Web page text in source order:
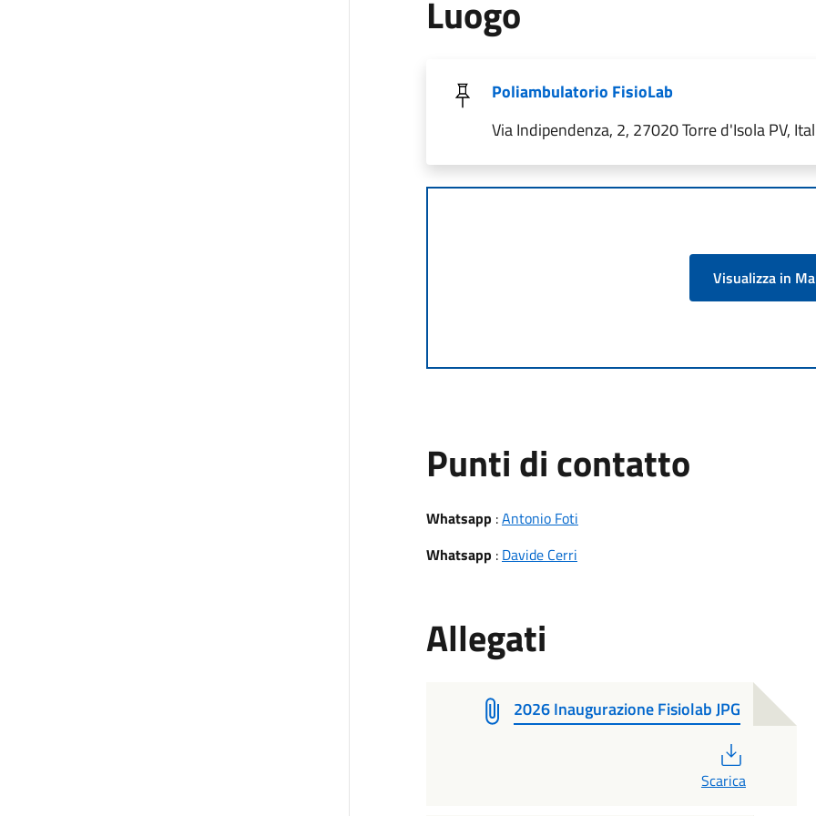
Luogo
Poliambulatorio FisioLab
Via Indipendenza, 2, 27020 Torre d'Isola PV,
Visualizza in
Punti di contatto
Whatsapp :Antonio Foti
Whatsapp : Davide Cerri
Allegati
2026 Inaugurazione Fisiolab JPG
Scarica